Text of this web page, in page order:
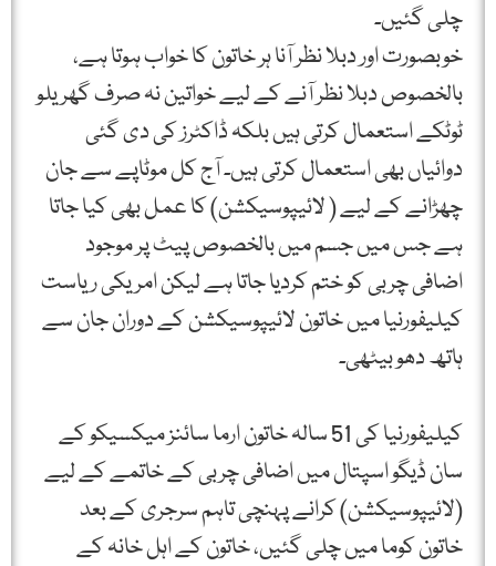
چلی گئیں۔
خوبصورت اور دبلا نظر آنا ہر خاتون کا خواب ہوتا ہے،
بالخصوص دبلا نظر آنے کے لیے خواتین نہ صرف گھریلو
ٹوٹکے استعمال کرتی ہیں بلکہ ڈاکٹرز کی دی گئی
دوائیاں بھی استعمال کرتی ہیں۔ آج کل موٹاپے سے جان
چھڑانے کے لیے ( لائیپوسیکشن) کا عمل بھی کیا جاتا
ہے جس میں جسم میں بالخصوص پیٹ پر موجود
اضافی چربی کو ختم کردیا جاتا ہے لیکن امریکی ریاست
کیلیفورنیا میں خاتون لائیپوسیکشن کے دوران جان سے
ہاتھ دھو بیٹھی۔
کیلیفورنیا کی 51 سالہ خاتون ارما سائنز میکسیکو کے
سان ڈیگو اسپتال میں اضافی چربی کے خاتمے کے لیے
(لائیپوسیکشن) کرانے پہنچی تاہم سرجری کے بعد
خاتون کوما میں چلی گئیں، خاتون کے اہل خانہ کے